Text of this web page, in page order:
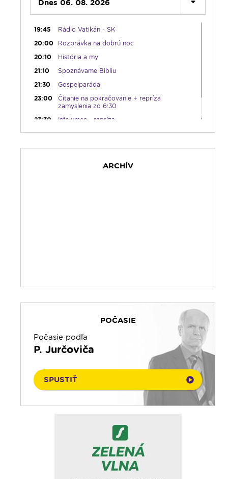
Dnes 06. 08. 2026
19:00
Ruženec svetla
19:30
Vešpery
19:45
Rádio Vatikán - SK
20:00
Rozprávka na dobrú noc
20:10
História a my
21:10
Spoznávame Bibliu
21:30
Gospelparáda
23:00
Čítanie na pokračovanie + repríza
zamyslenia zo 6:30
23:30
Infolumen - repríza
ARCHÍV
POČASIE
Počasie podľa
P. Jurčoviča
SPUSTIŤ